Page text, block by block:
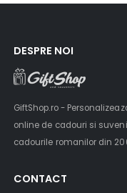
DESPRE NOI
GiftShop.ro -
online de cadouri si
cadourile romanilor din
CONTACT